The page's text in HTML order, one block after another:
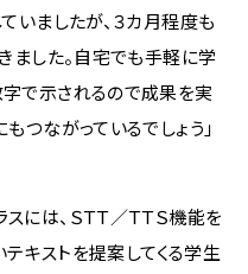
いましたが、３カ月程度も
ました。自宅でも手軽に学
で示されるので成果を実
つながっているでしょう」
は、ＳＴＴ／ＴＴＳ機能を
キストを提案してくる学生